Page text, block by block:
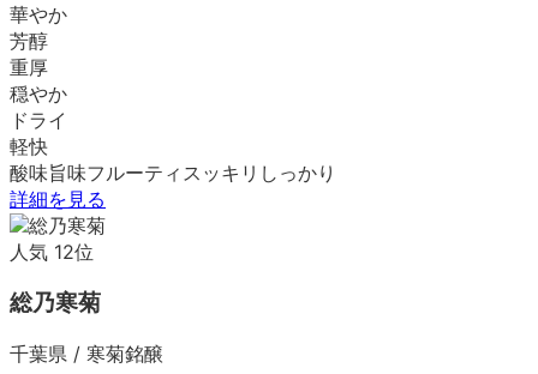
華やか
芳醇
重厚
穏やか
ドライ
軽快
酸味旨味フルーティ スッキリ しっかり
詳細を見る
人気 12位
総乃寒菊
千葉県 / 寒菊銘醸